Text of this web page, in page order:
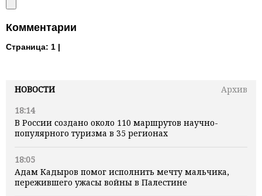
НОВОСТИ
Архив
18:14
В России создано около 110 маршрутов научно-
популярного туризма в 35 регионах
18:05
Адам Кадыров помог исполнить мечту мальчика,
пережившего ужасы войны в Палестине
Комментарии
Страница: 1 |